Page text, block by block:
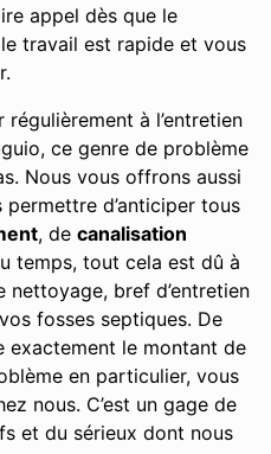
appel dès que le
travail est rapide et vous
à l’entretien
ce genre de problème
Nous vous offrons aussi
d’anticiper tous
, de canalisation
temps, tout cela est dû à
bref d’entretien
fosses septiques. De
le montant de
en particulier, vous
nous. C’est un gage de
et du sérieux dont nous